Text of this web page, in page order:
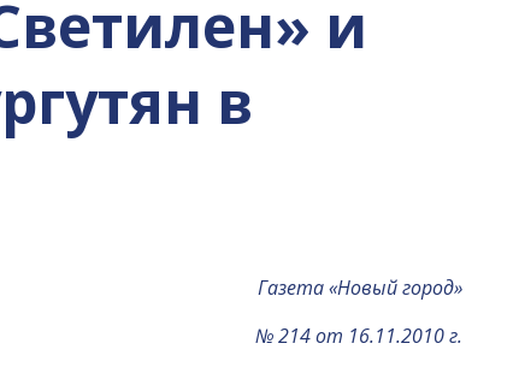
и
в
Газета «Новый город»
№ 214 от 16.11.2010 г.